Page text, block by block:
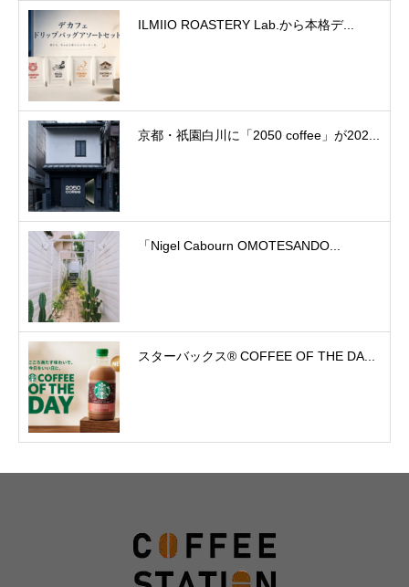
ILMIIO ROASTERY Lab.から本格デ...
京都・祇園白川に「2050 coffee」が202...
「Nigel Cabourn OMOTESANDO...
スターバックス® COFFEE OF THE DA...